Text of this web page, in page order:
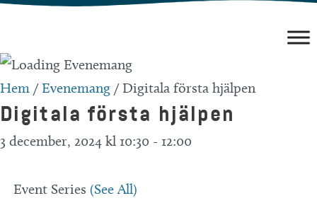
Hoppa
innehåll
Hem /Evenemang / Digitala första hjälpen
Digitala första hjälpen
3 december, 2024 kl 10:30 - 12:00
Event Series (See All)